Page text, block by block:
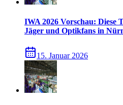
IWA 2026 Vorschau: Diese
Jäger und Optikfans in
15. Januar 2026